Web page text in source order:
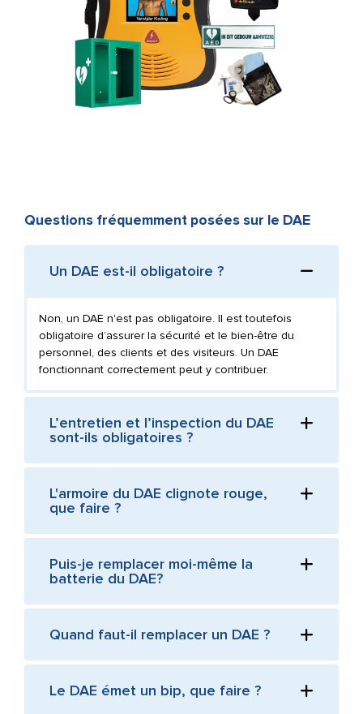
Questions fréquemment posées sur le DAE
Un DAE est-il obligatoire ?
Non, un DAE n'est pas obligatoire. Il est toutefois
obligatoire d’assurer la sécurité et le bien-être du
personnel, des clients et des visiteurs. Un DAE
fonctionnant correctement peut y contribuer.
L’entretien et l’inspection du DAE
sont-ils obligatoires ?
L'armoire du DAE clignote rouge,
que faire ?
Puis-je remplacer moi-même la
batterie du DAE?
Quand faut-il remplacer un DAE ?
Le DAE émet un bip, que faire ?